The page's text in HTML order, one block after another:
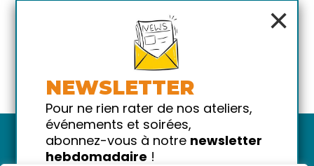
×
NEWSLETTER
Pour ne rien rater de nos ateliers,
événements et soirées,
abonnez-vous à notre newsletter
hebdomadaire !